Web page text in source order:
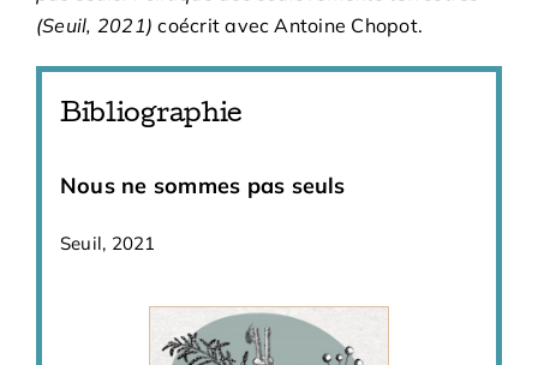
(Seuil, 2021) coécrit avec Antoine Chopot.
Bibliographie
Nous ne sommes pas seuls
Seuil, 2021